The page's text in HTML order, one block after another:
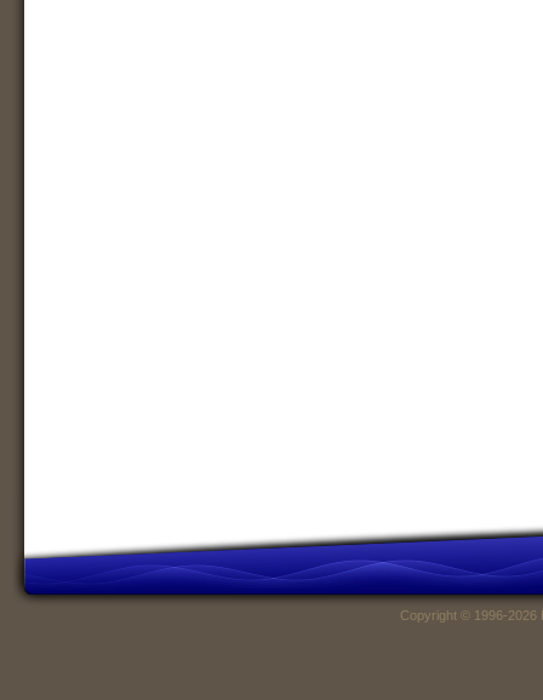
Copyright © 1996-2026